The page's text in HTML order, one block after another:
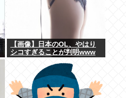
【画像】日本のOL、やはり
シコすぎることが判明www